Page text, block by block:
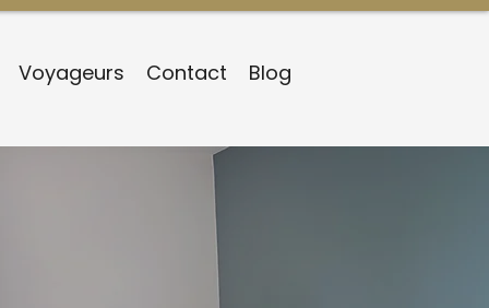
Voyageurs Contact Blog